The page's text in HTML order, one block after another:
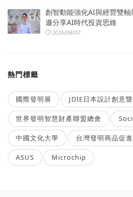
創智動能強化AI與經營雙
邀分享AI時代投資思維
2026/08/07
熱門標籤
國際發明展 JDIE日本設計創意
世界發明智慧財產聯盟總會
中國文化大學 台灣發明商品促
ASUS Microchip